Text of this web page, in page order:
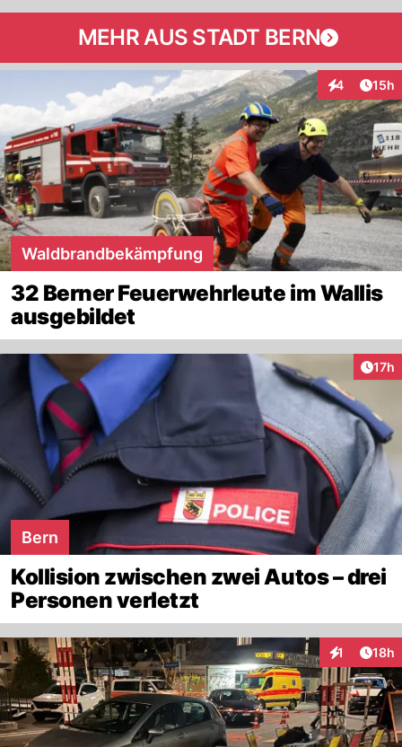
MEHR AUS STADT BERN
4
Interaktionen
15h
Waldbrandbekämpfung
32 Berner Feuerwehrleute im Wallis
ausgebildet
17h
Bern
Kollision zwischen zwei Autos – drei
Personen verletzt
1 18h